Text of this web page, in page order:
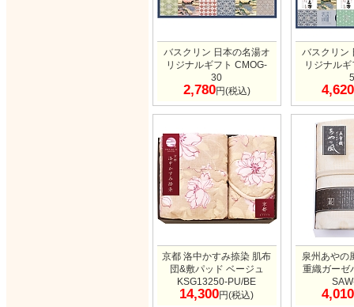
バスクリン 日本の名湯オ
リジナルギフト CMOG-
30
2,780円(税込)
バスクリン
リジナル
4,620
京都 洛中かすみ捺染 肌布
団&敷パッド ベージュ
KSG13250-PU/BE
14,300円(税込)
泉州あやの
重織ガーゼ
4,010